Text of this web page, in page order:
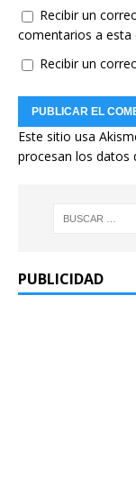
Recibir un
comentarios a esta
Recibir un
Este sitio usa
procesan los datos
PUBLICIDAD